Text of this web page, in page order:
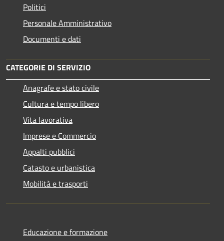
Politici
Personale Amministrativo
Documenti e dati
CATEGORIE DI SERVIZIO
Anagrafe e stato civile
Cultura e tempo libero
Vita lavorativa
Imprese e Commercio
Appalti pubblici
Catasto e urbanistica
Mobilità e trasporti
Educazione e formazione